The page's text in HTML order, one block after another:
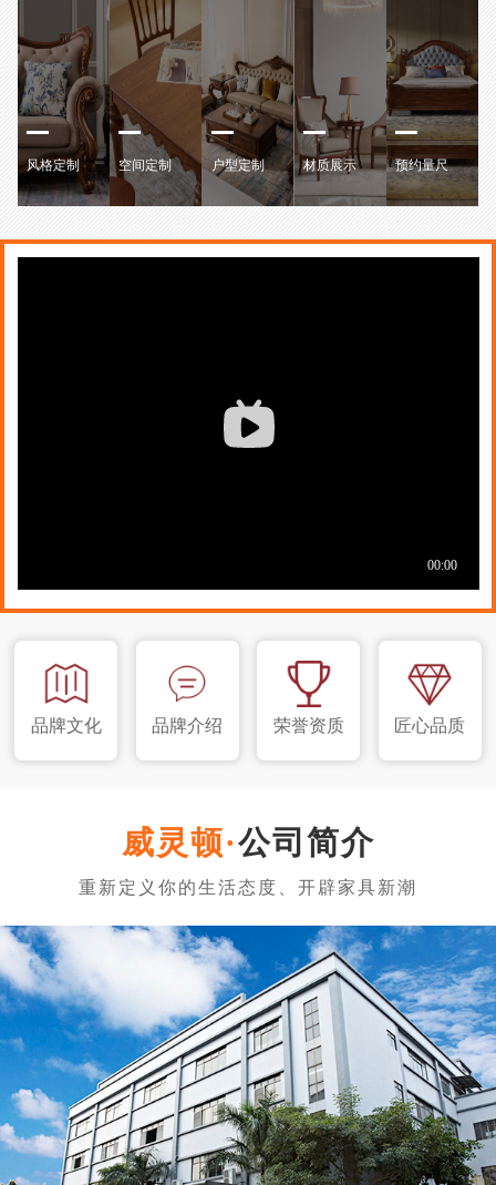
风格定制 空间定制 户型定制 材质展示 预约量尺
品牌文化 品牌介绍 荣誉资质 匠心品质
公司简介